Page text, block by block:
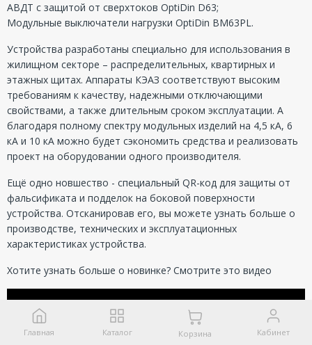
АВДТ с защитой от сверхтоков OptiDin D63;
Модульные выключатели нагрузки OptiDin BM63PL.
Устройства разработаны специально для использования в
жилищном секторе – распределительных, квартирных и
этажных щитах. Аппараты КЭАЗ соответствуют высоким
требованиям к качеству, надежными отключающими
свойствами, а также длительным сроком эксплуатации. А
благодаря полному спектру модульных изделий на 4,5 кА, 6
кА и 10 кА можно будет сэкономить средства и реализовать
проект на оборудовании одного производителя.
Ещё одно новшество - специальный QR-код для защиты от
фальсификата и подделок на боковой поверхности
устройства. Отсканировав его, вы можете узнать больше о
производстве, технических и эксплуатационных
характеристиках устройства.
Хотите узнать больше о новинке? Смотрите это видео
Главная Каталог Корзина Кабинет